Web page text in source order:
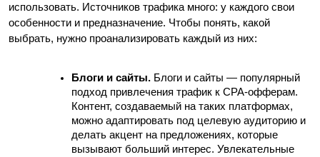
использовать. Источников трафика много: у каждого свои
особенности и предназначение. Чтобы понять, какой
выбрать, нужно проанализировать каждый из них:
Блоги и сайты. Блоги и сайты — популярный
подход привлечения трафик к CPA-офферам.
Контент, создаваемый на таких платформах,
можно адаптировать под целевую аудиторию и
делать акцент на предложениях, которые
вызывают больший интерес. Увлекательные